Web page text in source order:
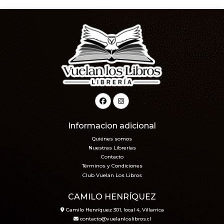
Informacion adicional
Quiénes somos
Nuestras Librerías
Contacto
Términos y Condiciones
Club Vuelan Los Libros
CAMILO HENRÍQUEZ
Camilo Henríquez 301, local 4, Villarrica
contacto@vuelanloslibros.cl